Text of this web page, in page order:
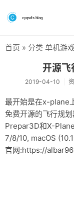
首页 » 分类 单机游
开源
2019-04-10
最开始是在x-plane
免费开源的飞行规
Prepar3D和X-
7/8/10, macOS
官网:https://